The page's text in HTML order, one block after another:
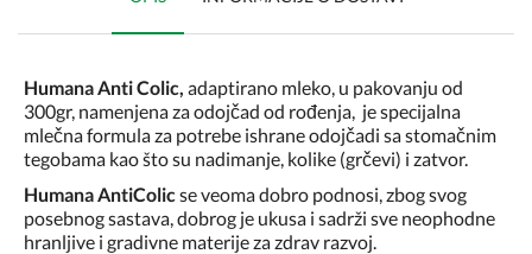
Humana Anti Colic, adaptirano mleko, u pakovanju od
300gr, namenjena za odojčad od rođenja, je specijalna
mlečna formula za potrebe ishrane odojčadi sa stomačnim
tegobama kao što su nadimanje, kolike (grčevi) i zatvor.
Humana AntiColicse veoma dobro podnosi, zbog svog
posebnog sastava, dobrog je ukusa i sadrži sve neophodne
hranljive i gradivne materije za zdrav razvoj.